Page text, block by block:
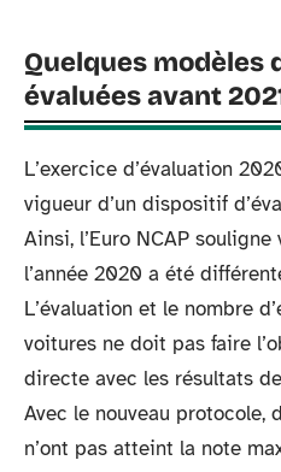
Quelques modèles
évaluées avant
L’exercice d’évaluation
vigueur d’un dispositif
Ainsi, l’Euro NCAP
l’année 2020 a été
L’évaluation et le nombre
voitures ne doit pas faire
directe avec les résultats
Avec le nouveau protocole,
n’ont pas atteint la note